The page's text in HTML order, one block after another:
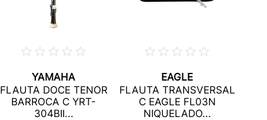
YAMAHA
FLAUTA DOCE TENOR
BARROCA C YRT-
304BII...
EAGLE
FLAUTA TRANSVERSAL
C EAGLE FL03N
NIQUELADO...